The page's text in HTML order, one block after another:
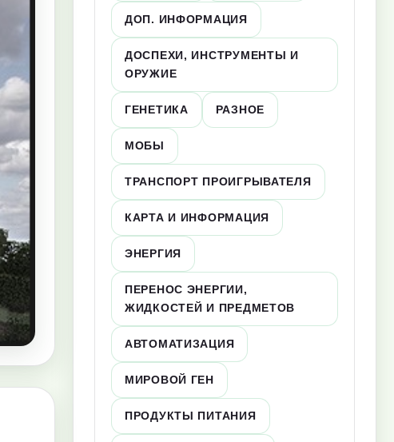
ДОП. ИНФОРМАЦИЯ
ДОСПЕХИ, ИНСТРУМЕНТЫ И
ОРУЖИЕ
ГЕНЕТИКА РАЗНОЕ
МОБЫ
ТРАНСПОРТ ПРОИГРЫВАТЕЛЯ
КАРТА И ИНФОРМАЦИЯ
ЭНЕРГИЯ
ПЕРЕНОС ЭНЕРГИИ,
ЖИДКОСТЕЙ И ПРЕДМЕТОВ
АВТОМАТИЗАЦИЯ
МИРОВОЙ ГЕН
ПРОДУКТЫ ПИТАНИЯ